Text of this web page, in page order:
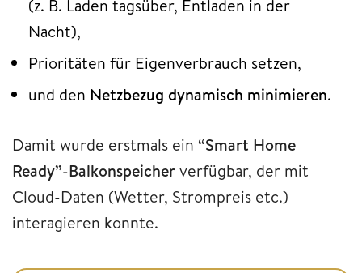
(z. B. Laden tagsüber, Entladen in der
Nacht),
Prioritäten für Eigenverbrauch setzen,
und den Netzbezug dynamisch minimieren.
Damit wurde erstmals ein “Smart Home
Ready”-Balkonspeicherverfügbar, der mit
Cloud-Daten (Wetter, Strompreis etc.)
interagieren konnte.